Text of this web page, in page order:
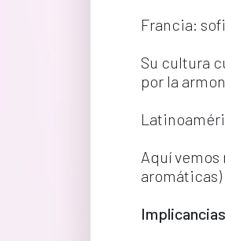
Francia:
Su cultura
por la
Aquí